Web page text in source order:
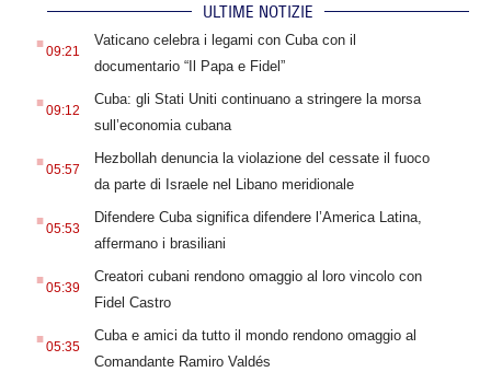
ULTIME NOTIZIE
.09:21
Vaticano celebra i legami con Cuba con il
documentario “Il Papa e Fidel”
.09:12
Cuba: gli Stati Uniti continuano a stringere la morsa
sull’economia cubana
.05:57
Hezbollah denuncia la violazione del cessate il fuoco
da parte di Israele nel Libano meridionale
.05:53
Difendere Cuba significa difendere l’America Latina,
affermano i brasiliani
.05:39
Creatori cubani rendono omaggio al loro vincolo con
Fidel Castro
.05:35
Cuba e amici da tutto il mondo rendono omaggio al
Comandante Ramiro Valdés